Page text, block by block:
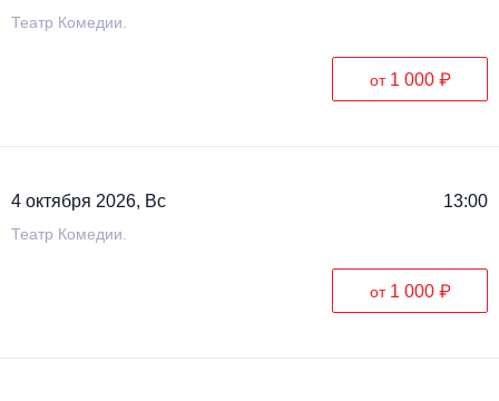
Театр Комедии.
от 1 000 ₽
4 октября 2026, Вс 13:00
Театр Комедии.
от 1 000 ₽